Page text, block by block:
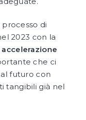
di
2023 con la
accelerazione
che ci
futuro con
tangibili già nel